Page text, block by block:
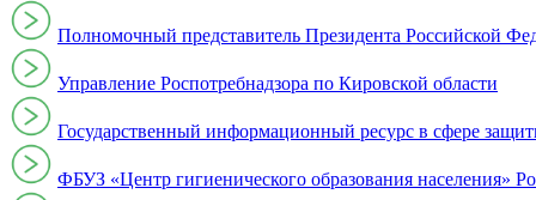
Полномочный представитель Президента Российской
Управление Роспотребнадзора по Кировской области
Государственный информационный ресурс в сфере
ФБУЗ «Центр гигиенического образования населения»